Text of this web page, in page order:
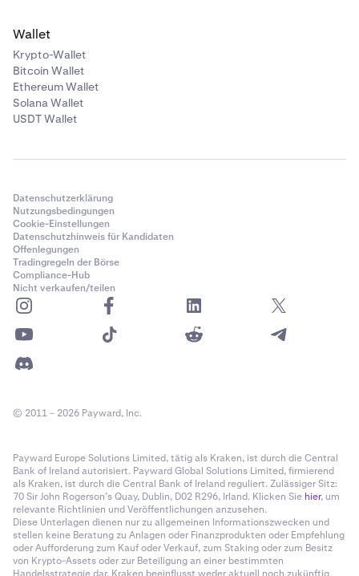
5 Lege Risikooptionen fest:
du die Einstellungen für
Verlustbearbeiten.
Prüfe deinen Trade und führe ihn aus:
deine Einstellungen und eröffne den Trade.
Wallet
Krypto-Wallet
Bitcoin Wallet
Ethereum Wallet
Solana Wallet
USDT Wallet
Datenschutzerklärung
Nutzungsbedingungen
Cookie-Einstellungen
Datenschutzhinweis für Kandidaten
Offenlegungen
Tradingregeln der Börse
Compliance-Hub
Nicht verkaufen/teilen
© 2011 – 2026 Payward, Inc.
Payward Europe Solutions Limited, tätig als Kraken, ist durch die Central
Bank of Ireland autorisiert. Payward Global Solutions Limited, firmierend
als Kraken, ist durch die Central Bank of Ireland reguliert. Zulässiger Sitz:
70 Sir John Rogerson’s Quay, Dublin, D02 R296, Irland. Klicken Sie hier, um
relevante Richtlinien und Veröffentlichungen anzusehen.
Diese Unterlagen dienen nur zu allgemeinen Informationszwecken und
stellen keine Beratung zu Anlagen oder Finanzprodukten oder Empfehlung
oder Aufforderung zum Kauf oder Verkauf, zum Staking oder zum Besitz
von Krypto-Assets oder zur Beteiligung an einer bestimmten
Handelsstrategie dar. Kraken beeinflusst weder aktuell noch zukünftig